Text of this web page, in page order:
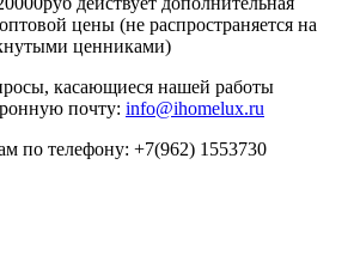
цены (не распространяется на
ценниками)
касающиеся нашей работы
почту: info@ihomelux.ru
по телефону: +7(962) 1553730